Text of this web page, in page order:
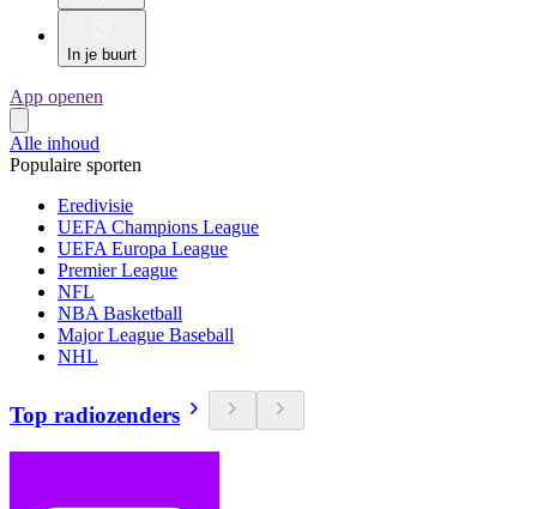
In je buurt
App openen
Alle inhoud
Populaire sporten
Eredivisie
UEFA Champions League
UEFA Europa League
Premier League
NFL
NBA Basketball
Major League Baseball
NHL
Top radiozenders